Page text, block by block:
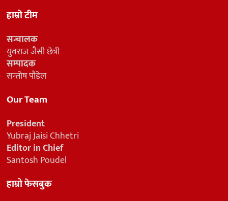
हाम्रो टीम
सन्चालक
युवराज जैसी छेत्री
सम्पादक
सन्तोष पौडेल
Our Team
President
Yubraj Jaisi Chhetri
Editor in Chief
Santosh Poudel
हाम्रो फेसबुक